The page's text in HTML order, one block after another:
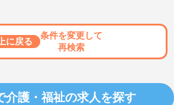
に戻る
条件を変更して
再検索
介護・福祉の求人を探す